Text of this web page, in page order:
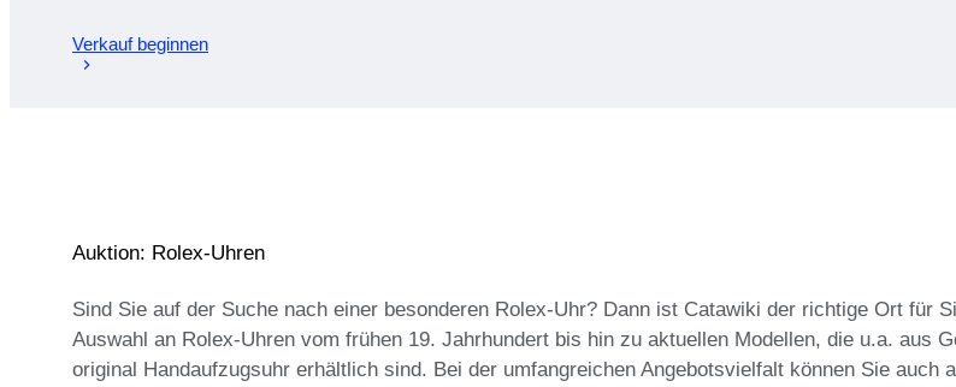
Verkauf beginnen
Auktion: Rolex-Uhren
Sind Sie auf der Suche nach einer besonderen Rolex-Uhr? Dann ist Catawiki der richtige Ort für
Auswahl an Rolex-Uhren vom frühen 19. Jahrhundert bis hin zu aktuellen Modellen, die u.a. aus
original Handaufzugsuhr erhältlich sind. Bei der umfangreichen Angebotsvielfalt können Sie